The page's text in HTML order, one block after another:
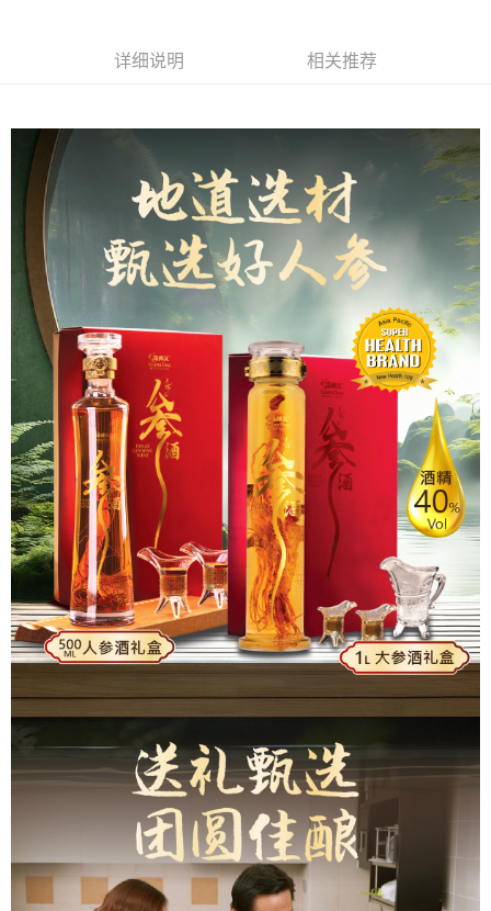
Retail Delivery详细说明 相关推荐